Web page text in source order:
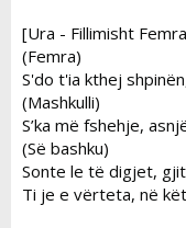
[Ura - Fillimisht
(Femra)
S'do t'ia kthej
(Mashkulli)
S’ka më fshehje,
(Së bashku)
Sonte le të digjet,
Ti je e vërteta, në